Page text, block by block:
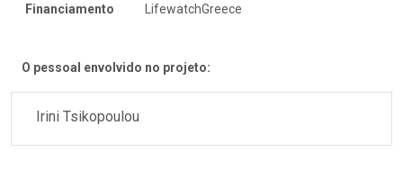
Financiamento
LifewatchGreece
O pessoal envolvido no projeto:
Irini Tsikopoulou